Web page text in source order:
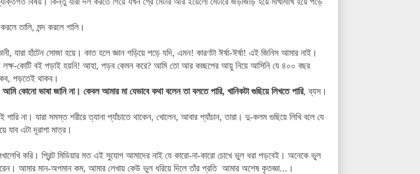
তালি, মন্দ করলে গালি।
যারা হাঁটেন সোজা হয়ে। কাত হলে জ্ঞান গড়িয়ে পড়ে যদি, এমন! কারণটা ঈর্ষা-ঈর্ষা! এই জিনিস আমার নাই।
লক্ষ-কোটি বই পড়াই হয়নি! আহা, পড়ব কেমন করে? আমি তো আর কচ্ছপের আয়ু নিয়ে আসিনি যে ৪০০ বছর
পড়তেই থাকব।
আমি কোনো ভাষা জানি না। কেবল আমার মা যেভাবে কথা বলেন তা বলতে পারি, খানিকটা গুছিয়ে লিখতে পারি, ব্যস।
পারি না। যারা সমস্ত শরীরে ত্যানা প্যাঁচাতে থাকেন, খোলেন, আবার প্যাঁচান, তারা। দু-কলম গুছিয়ে লিখি বলে যে
যাব এটা দূরাশা মাত্র।
করি। প্রিন্ট মিডিয়ার মত এই সুযোগ আমাদের নাই যে কারো-না-কারো চোখে ভুল ধরা পড়বেই। অনেকে ভুল
আমার মান-অপমান কম, আমার লেখায় কেউ ভুল ধরিয়ে দিলে তাঁর প্রতি আমার অশেষ কৃতজ্ঞা...।